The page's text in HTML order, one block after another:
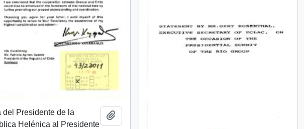
del Presidente de la
Helénica al Presidente
Añadir al portapapeles